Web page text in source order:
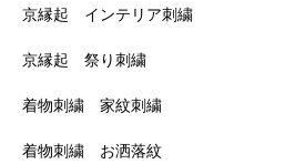
京縁起 インテリア刺繍
京縁起 祭り刺繍
着物刺繍 家紋刺繍
着物刺繍 お洒落紋